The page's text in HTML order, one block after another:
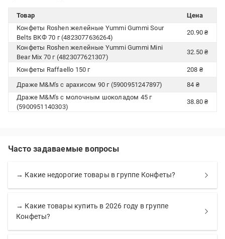
Товар
Цена
Конфеты Roshen желейные Yummi Gummi Sour
Belts ВКФ 70 г (4823077636264)
20.90 ₴
Конфеты Roshen желейные Yummi Gummi Mini
Bear Mix 70 г (4823077621307)
32.50 ₴
Конфеты Raffaello 150 г
208 ₴
Драже M&M's с арахисом 90 г (5900951247897)
84 ₴
Драже M&M's с молочным шоколадом 45 г
(5900951140303)
38.80 ₴
Часто задаваемые вопросы
→ Какие недорогие товары в группе Конфеты?
→ Какие товары купить в 2026 году в группе
Конфеты?